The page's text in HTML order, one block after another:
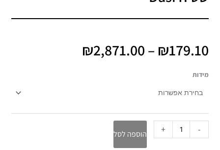
₪179.10
–
₪2,871.00
מידות
-
כמות
שטיח
+ הוספה לסל